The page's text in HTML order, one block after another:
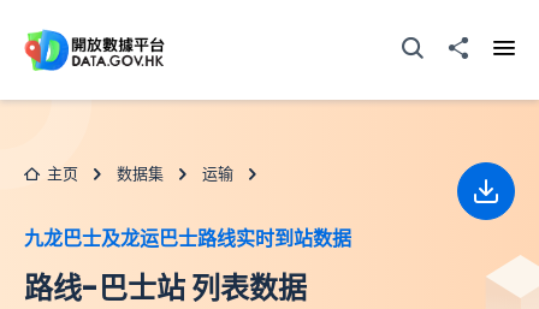
打开搜寻器分享至
主页 数据集 运输
九龙巴士及龙运巴士路线实时到站数据
路线-巴士站 列表数据
下载